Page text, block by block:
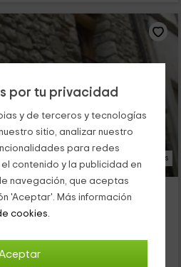
por tu privacidad
y de terceros y tecnologías
sitio, analizar nuestro
para redes
contenido y la publicidad en
navegación, que aceptas
'Aceptar'. Más información
cookies.
15 Fotos
de Cellers